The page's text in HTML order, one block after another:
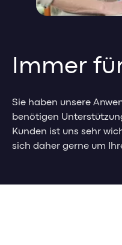
Management-Glossar
HR Analytics
HR-Impulse
Referenzen &
HR-Blog & Whitepaper
Webinare & Events
Pricing
Referenzen &
Banking Blog
Webinare & Events
Sicherheit &
Berufseinstieg
Mitarbeiterstorys
Immer
Sie haben unsere
benötigen
Kunden ist uns sehr
sich daher gerne um